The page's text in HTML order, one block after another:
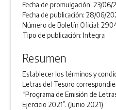
Fecha de promulgación: 23/06/
Fecha de publicación: 28/06/
Número de Boletín Oficial:
Tipo de publicación:Integra
Resumen
Establecer los términos y
Letras del Tesoro
“Programa de Emisión de
Ejercicio 2021”. (Junio 2021)